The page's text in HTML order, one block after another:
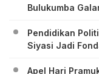
Bulukumba
Pendidikan
Siyasi Jadi
Apel Hari